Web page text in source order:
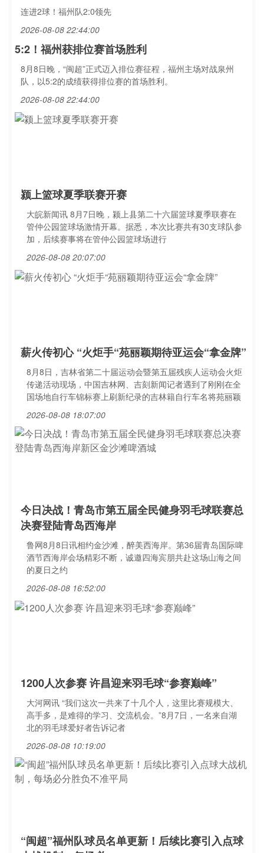
连进2球！福州队2:0领先
2026-08-08 22:44:00
5:2！福州获排位赛首场胜利
8月8日晚，“闽超”正式迈入排位赛征程，福州主场对战泉州
队，以5:2的成绩获得排位赛的首场胜利。
2026-08-08 22:44:00
颍上篮球夏季联赛开赛
大皖新闻讯 8月7日晚，颍上县第二十六届篮球夏季联赛在
管仲公园篮球场激情开幕。据悉，本次比赛共有30支球队参
加，后续赛事将在管仲公园篮球场进行
2026-08-08 20:07:00
薪火传初心 “火炬手“苑丽颖期待亚运会“拿金牌”
8月8日，吉林省第二十届运动会暨第五届残疾人运动会火炬
传递活动现场，中国吉林网、吉刻新闻记者遇到了刚刚在全
国场地自行车锦标赛上刷新纪录的吉林籍自行车名将苑丽颖
2026-08-08 18:07:00
今日决战！青岛市第五届全民健身羽毛球联赛总
决赛登陆青岛西海岸
鲁网8月8日讯相约金沙滩，醉美西海岸。第36届青岛国际啤
酒节西海岸会场精彩不断，诚邀四海宾朋共赴这场山海之间
的夏日之约
2026-08-08 16:52:00
1200人次参赛 许昌迎来羽毛球“参赛巅峰”
大河网讯 “我们这次一共来了十几个人，这里比赛规模大、
高手多，是难得的学习、交流机会。”8月7日，一名来自湖
北的羽毛球爱好者告诉记者
2026-08-08 10:19:00
“闽超”福州队球员名单更新！后续比赛引入点球